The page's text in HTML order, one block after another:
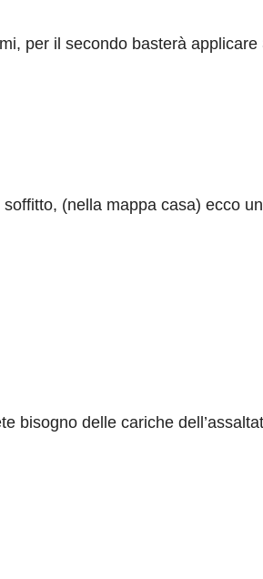
per il secondo basterà
(nella mappa casa) ecco
bisogno delle cariche